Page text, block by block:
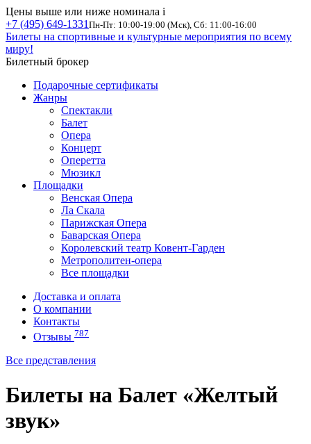
Цены выше или ниже номинала i
+7 (495) 649-1331 Пн-Пт: 10:00-19:00 (Мск), Сб: 11:00-16:00
Билеты на спортивные и культурные мероприятия по всему
миру!
Билетный брокер
Подарочные сертификаты
Жанры
Спектакли
Балет
Опера
Концерт
Оперетта
Мюзикл
Площадки
Венская Опера
Ла Скала
Парижская Опера
Баварская Опера
Королевский театр Ковент-Гарден
Метрополитен-опера
Все площадки
Доставка и оплата
О компании
Контакты
Отзывы 787
Все представления
Билеты на Балет «Желтый
звук»